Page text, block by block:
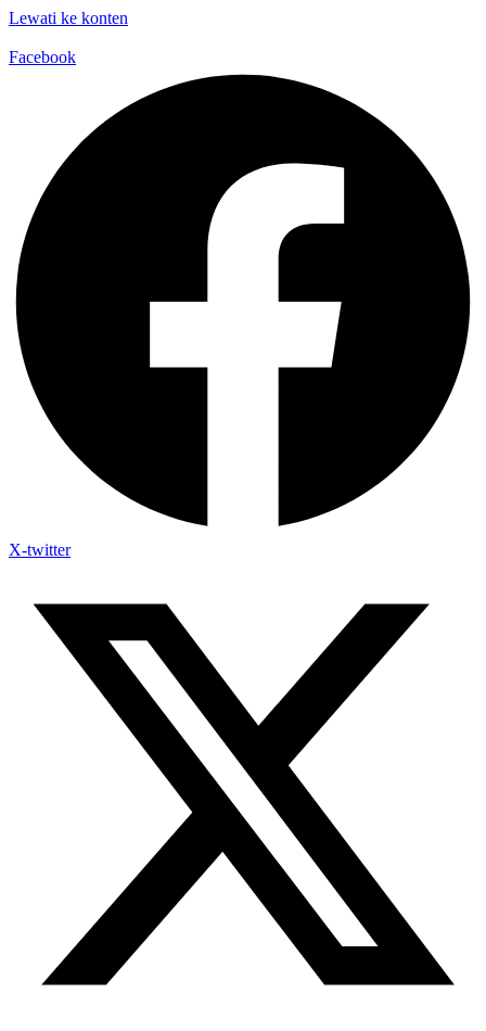
Lewati ke konten
Facebook
X-twitter